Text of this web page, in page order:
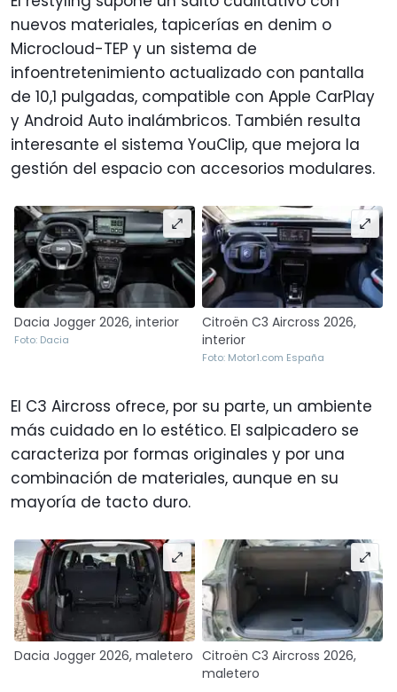
nuevos materiales, tapicerías en denim o
Microcloud-TEP y un sistema de
infoentretenimiento actualizado con pantalla
de 10,1 pulgadas, compatible con Apple CarPlay
y Android Auto inalámbricos. También resulta
interesante el sistema YouClip, que mejora la
gestión del espacio con accesorios modulares.
Dacia Jogger 2026, interior
Foto: Dacia
Citroën C3 Aircross 2026,
interior
Foto: Motor1.com España
El C3 Aircross ofrece, por su parte, un ambiente
más cuidado en lo estético. El salpicadero se
caracteriza por formas originales y por una
combinación de materiales, aunque en su
mayoría de tacto duro.
Dacia Jogger 2026, maletero Citroën C3 Aircross 2026,
maletero